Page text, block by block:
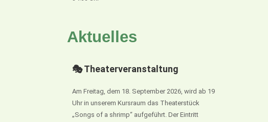
Aktuelles
🎭 Theaterveranstaltung
Am Freitag, dem 18. September 2026, wird ab 19
Uhr in unserem Kursraum das Theaterstück
„Songs of a shrimp“ aufgeführt. Der Eintritt